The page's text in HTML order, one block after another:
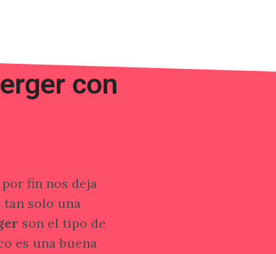
con
por fin nos deja
tan solo una
son el tipo de
es una buena